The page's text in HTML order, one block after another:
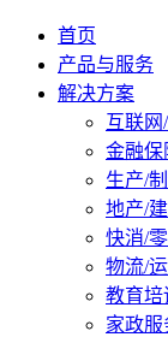
首页
产品与服务
解决方案
互联网
金融保
生产/
地产/
快消/
物流/
教育培
家政服